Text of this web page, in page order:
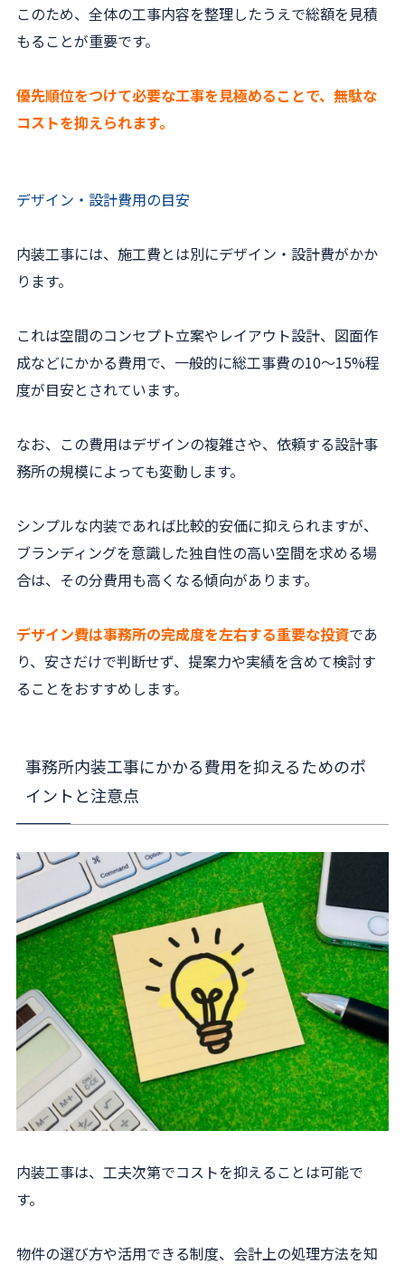
このため、全体の工事内容を整理したうえで総額を見積
もることが重要です。
優先順位をつけて必要な工事を見極めることで、無駄な
コストを抑えられます。
デザイン・設計費用の目安
内装工事には、施工費とは別にデザイン・設計費がかか
ります。
これは空間のコンセプト立案やレイアウト設計、図面作
成などにかかる費用で、一般的に総工事費の10〜15%程
度が目安とされています。
なお、この費用はデザインの複雑さや、依頼する設計事
務所の規模によっても変動します。
シンプルな内装であれば比較的安価に抑えられますが、
ブランディングを意識した独自性の高い空間を求める場
合は、その分費用も高くなる傾向があります。
デザイン費は事務所の完成度を左右する重要な投資であ
り、安さだけで判断せず、提案力や実績を含めて検討す
ることをおすすめします。
事務所内装工事にかかる費用を抑えるためのポ
イントと注意点
内装工事は、工夫次第でコストを抑えることは可能で
す。
物件の選び方や活用できる制度、会計上の処理方法を知